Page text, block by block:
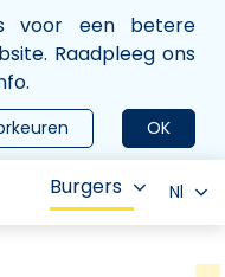
voor een betere
Raadpleeg ons
OK
Burgers Nl